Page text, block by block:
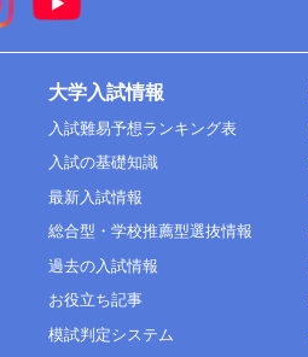
大学入試情報
入試難易予想ランキング表
入試の基礎知識
最新入試情報
総合型・学校推薦型選抜情報
過去の入試情報
お役立ち記事
模試判定システム